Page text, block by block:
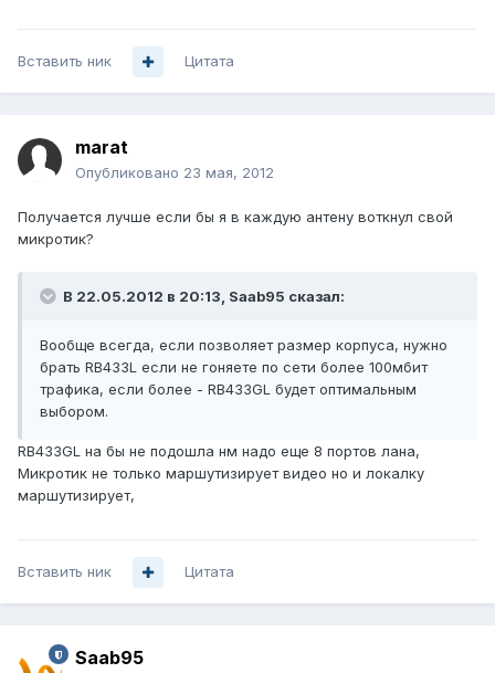
Вставить ник Цитата
marat
Опубликовано 23 мая, 2012
Получается лучше если бы я в каждую антену воткнул свой
микротик?
В 22.05.2012 в 20:13, Saab95 сказал:
Вообще всегда, если позволяет размер корпуса, нужно
брать RB433L если не гоняете по сети более 100мбит
трафика, если более - RB433GL будет оптимальным
выбором.
RB433GL на бы не подошла нм надо еще 8 портов лана,
Микротик не только маршутизирует видео но и локалку
маршутизирует,
Вставить ник Цитата
Saab95